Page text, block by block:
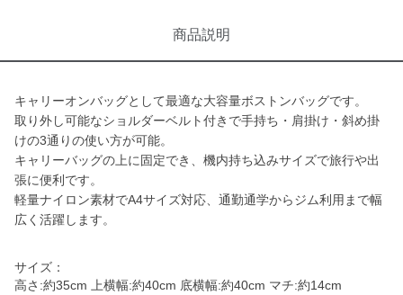
商品説明
キャリーオンバッグとして最適な大容量ボストンバッグです。
取り外し可能なショルダーベルト付きで手持ち・肩掛け・斜め掛
けの3通りの使い方が可能。
キャリーバッグの上に固定でき、機内持ち込みサイズで旅行や出
張に便利です。
軽量ナイロン素材でA4サイズ対応、通勤通学からジム利用まで幅
広く活躍します。
サイズ：
高さ:約35cm 上横幅:約40cm 底横幅:約40cm マチ:約14cm